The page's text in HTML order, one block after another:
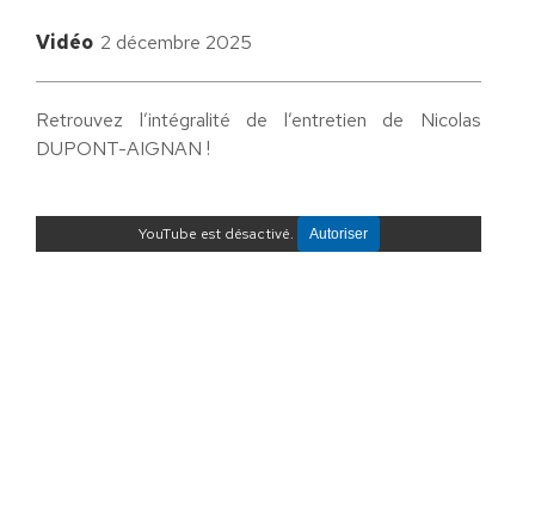
Vidéo 2 décembre 2025
Retrouvez l’intégralité de l’entretien de Nicolas
DUPONT-AIGNAN !
YouTube est désactivé. Autoriser